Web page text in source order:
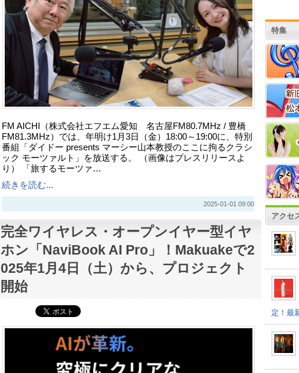
FM AICHI（株式会社エフエム愛知 名古屋FM80.7MHz / 豊橋
FM81.3MHz）では、年明け1月3日（金）18:00～19:00に、特別
番組「ダイドー presents マーシー山本教授のここに拘るクラシ
ック モーツァルト」を放送する。 （画像はプレスリリースよ
り） 「旅するモーツァ…
続きを読む...
2025-01-01 09:00
完全ワイヤレス・オープンイヤー型イヤ
ホン「NaviBook AI Pro」！Makuakeで2
025年1月4日（土）から、プロジェクト
開始
特集
アクセ
定！最